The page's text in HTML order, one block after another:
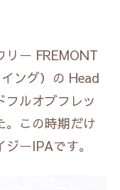
リー FREMONT
ング）の Head
ルオブフレッ
。この時期だけ
ーIPAです。